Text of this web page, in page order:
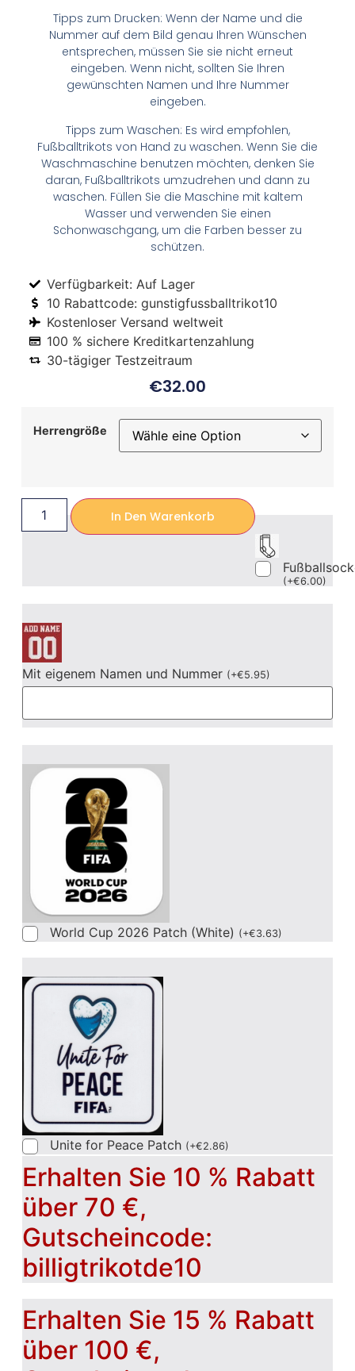
Tipps zum Drucken: Wenn der Name und die
Nummer auf dem Bild genau Ihren Wünschen
entsprechen, müssen Sie sie nicht erneut
eingeben. Wenn nicht, sollten Sie Ihren
gewünschten Namen und Ihre Nummer
eingeben.
Tipps zum Waschen: Es wird empfohlen,
Fußballtrikots von Hand zu waschen. Wenn Sie die
Waschmaschine benutzen möchten, denken Sie
daran, Fußballtrikots umzudrehen und dann zu
waschen. Füllen Sie die Maschine mit kaltem
Wasser und verwenden Sie einen
Schonwaschgang, um die Farben besser zu
schützen.
Verfügbarkeit: Auf Lager
10 Rabattcode: gunstigfussballtrikot10
Kostenloser Versand weltweit
100 % sichere Kreditkartenzahlung
30-tägiger Testzeitraum
€32.00
Herrengröße
In Den Warenkorb
(+€6.00)
Mit eigenem Namen und Nummer (+€5.95)
World Cup 2026 Patch (White) (+€3.63)
Unite for Peace Patch (+€2.86)
Erhalten Sie 10 % Rabatt
über 70 €,
Gutscheincode:
billigtrikotde10
Erhalten Sie 15 % Rabatt
über 100 €,